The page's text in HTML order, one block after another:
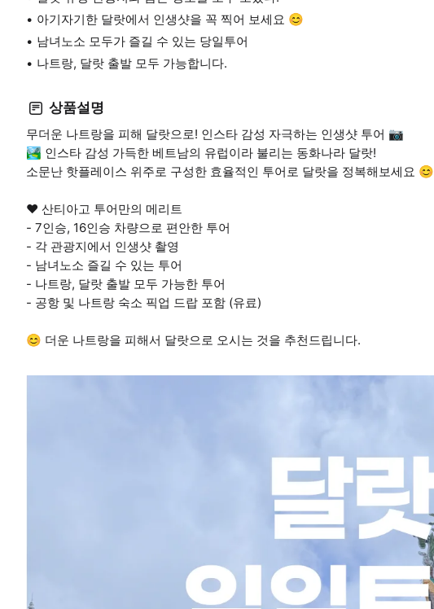
아기자기한 달랏에서 인생샷을 꼭 찍어 보세요 😊
남녀노소 모두가 즐길 수 있는 당일투어
나트랑, 달랏 출발 모두 가능합니다.
상품설명
무더운 나트랑을 피해 달랏으로! 인스타 감성 자극하는 인생샷 투어 📷
🏞️ 인스타 감성 가득한 베트남의 유럽이라 불리는 동화나라 달랏!
소문난 핫플레이스 위주로 구성한 효율적인 투어로 달랏을 정복해보세요 😊
❤️ 산티아고 투어만의 메리트
- 7인승, 16인승 차량으로 편안한 투어
- 각 관광지에서 인생샷 촬영
- 남녀노소 즐길 수 있는 투어
- 나트랑, 달랏 출발 모두 가능한 투어
- 공항 및 나트랑 숙소 픽업 드랍 포함 (유료)
😊 더운 나트랑을 피해서 달랏으로 오시는 것을 추천드립니다.